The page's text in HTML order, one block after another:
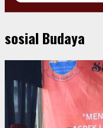
sosial Budaya